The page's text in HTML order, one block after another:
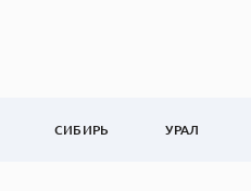
СИБИРЬ УРАЛ